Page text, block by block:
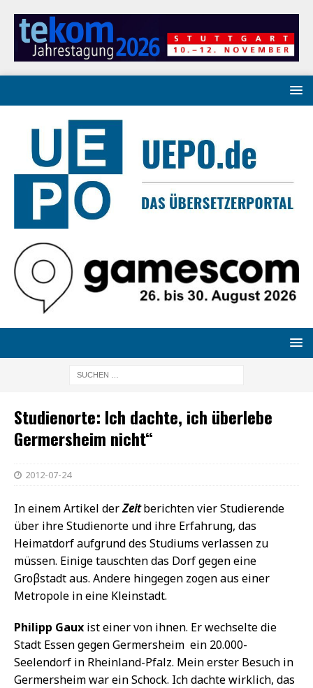
Studienorte: Ich dachte, ich überlebe
Germersheim nicht“
2012-07-24
In einem Artikel derZeitberichten vier Studierende
über ihre Studienorte und ihre Erfahrung, das
Heimatdorf aufgrund des Studiums verlassen zu
müssen. Einige tauschten das Dorf gegen eine
Groβstadt aus. Andere hingegen zogen aus einer
Metropole in eine Kleinstadt.
Philipp Gaux ist einer von ihnen. Er wechselte die
Stadt Essen gegen Germersheim  ein 20.000-
Seelendorf in Rheinland-Pfalz. Mein erster Besuch in
Germersheim war ein Schock. Ich dachte wirklich, das